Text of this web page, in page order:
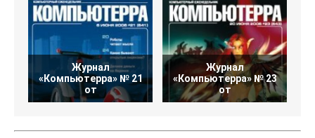
Журнал
«Компьютерра» № 21
от
Журнал
«Компьютерра» № 23
от